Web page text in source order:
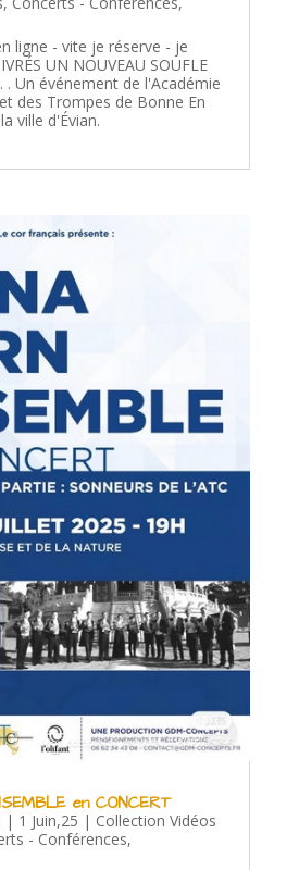
ligne - vite je réserve - je
UN NOUVEAU SOUFLE
. Un événement de l'Académie
des Trompes de Bonne En
ville d'Évian.
en CONCERT
| 1 Juin,25 | Collection Vidéos
- Conférences,